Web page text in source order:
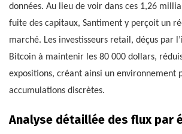
données. Au lieu de voir dans ces 1,26
fuite des capitaux, Santiment y perçoit un
marché. Les investisseurs retail, déçus par
Bitcoin à maintenir les 80 000 dollars,
expositions, créant ainsi un environnement
accumulations discrètes.
Analyse détaillée des flux par